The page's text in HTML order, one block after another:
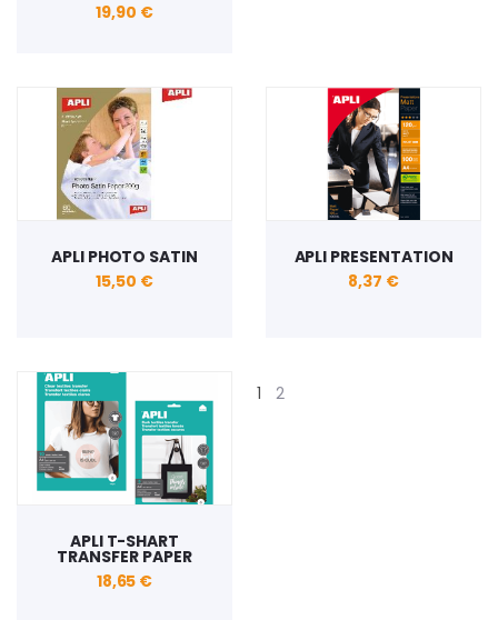
19,90 €
APLI PHOTO SATIN
15,50 €
APLI PRESENTATION
8,37 €
APLI T-SHART
TRANSFER PAPER
18,65 €
1 2